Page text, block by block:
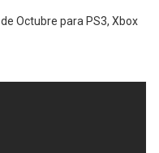
Octubre para PS3, Xbox